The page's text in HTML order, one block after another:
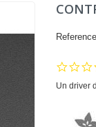
Un driver